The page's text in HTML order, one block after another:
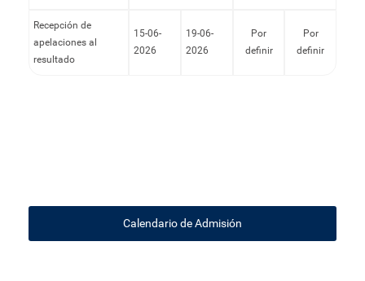
Recepción de
apelaciones al
resultado
15-06-
2026
19-06-
2026
Por
definir
Por
definir
Calendario de Admisión